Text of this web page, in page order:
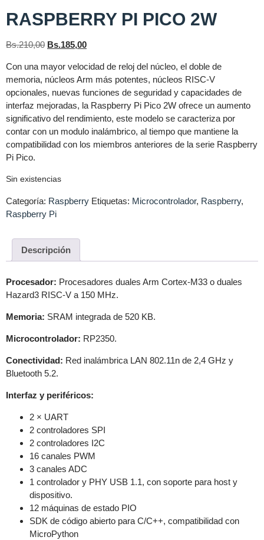
RASPBERRY PI PICO 2W
Bs.210,00 Bs.185,00
Con una mayor velocidad de reloj del núcleo, el doble de
memoria, núcleos Arm más potentes, núcleos RISC-V
opcionales, nuevas funciones de seguridad y capacidades de
interfaz mejoradas, la Raspberry Pi Pico 2W ofrece un aumento
significativo del rendimiento, este modelo se caracteriza por
contar con un modulo inalámbrico, al tiempo que mantiene la
compatibilidad con los miembros anteriores de la serie Raspberry
Pi Pico.
Sin existencias
Categoría: Raspberry Etiquetas: Microcontrolador, Raspberry,
Raspberry Pi
Descripción
Procesador: Procesadores duales Arm Cortex-M33 o duales
Hazard3 RISC-V a 150 MHz.
Memoria: SRAM integrada de 520 KB.
Microcontrolador: RP2350.
Conectividad: Red inalámbrica LAN 802.11n de 2,4 GHz y
Bluetooth 5.2.
Interfaz y periféricos:
2 × UART
2 controladores SPI
2 controladores I2C
16 canales PWM
3 canales ADC
1 controlador y PHY USB 1.1, con soporte para host y
dispositivo.
12 máquinas de estado PIO
SDK de código abierto para C/C++, compatibilidad con
MicroPython